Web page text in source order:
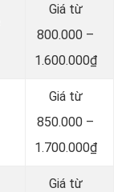
Giá từ
800.000 –
1.600.000₫
Giá từ
850.000 –
1.700.000₫
Giá từ